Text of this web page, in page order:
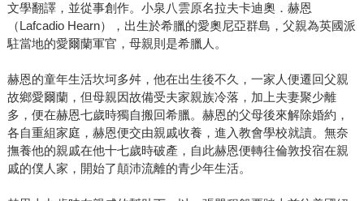
文學翻譯，並從事創作。小泉八雲原名拉夫卡迪奧．赫恩
（Lafcadio Hearn），出生於希臘的愛奧尼亞群島，父親為英國派
駐當地的愛爾蘭軍官，母親則是希臘人。
赫恩的童年生活坎坷多舛，他在出生後不久，一家人便遷回父親
故鄉愛爾蘭，但母親因故備受夫家親族冷落，加上夫妻聚少離
多，便在赫恩七歲時獨自搬回希臘。赫恩的父母後來解除婚約，
各自重組家庭，赫恩便交由親戚收養，進入教會學校就讀。無奈
撫養他的親戚在他十七歲時破產，自此赫恩便轉往倫敦投宿在親
戚的僕人家，開始了顛沛流離的青少年生活。